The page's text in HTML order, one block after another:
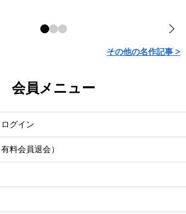
その他の名作記事 >
会員メニュー
グイン
料会員退会）